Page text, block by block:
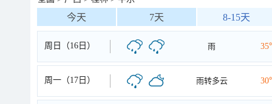
今天 7天 8-15天
周日（16日） 雨
周一（17日） 雨转多云